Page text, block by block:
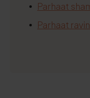
Parhaat
Parhaat